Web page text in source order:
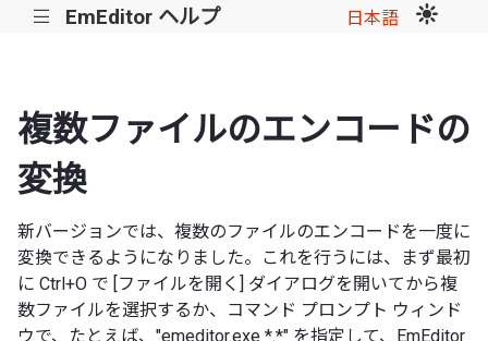
||| EmEditor ヘルプ 日本語
複数ファイルのエンコードの
変換
新バージョンでは、複数のファイルのエンコードを一度に
変換できるようになりました。これを行うには、まず最初
に Ctrl+O で [ファイルを開く] ダイアログを開いてから複
数ファイルを選択するか、コマンド プロンプト ウィンド
ウで、たとえば、"emeditor.exe *.*" を指定して、EmEditor